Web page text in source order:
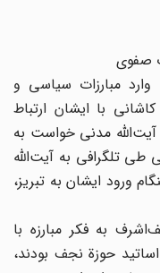
مبارزات سیاسی و
با ایشان ارتباط
مدنی خواست به
تلگرافی به آیت‌الله
ایشان به تبریز،
به فکر مبارزه با
حوزة نجف بودند،